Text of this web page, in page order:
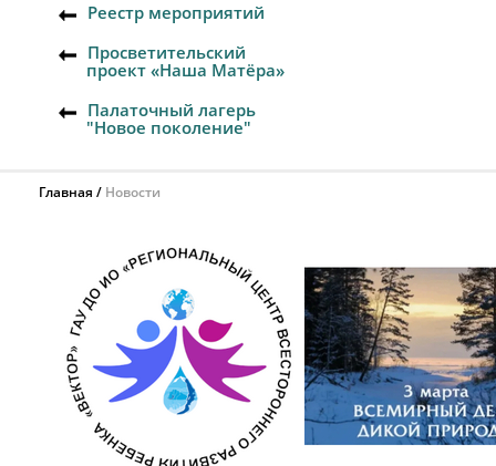
Реестр мероприятий
Просветительский
проект «Наша Матёра»
Палаточный лагерь
"Новое поколение"
Главная Новости